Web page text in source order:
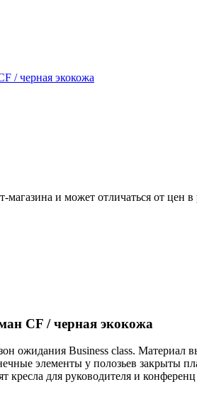
магазина и может отличаться от цен
CF / черная экокожа
ожидания Business class. Материал
элементы у полозьев закрыты
кресла для руководителя и